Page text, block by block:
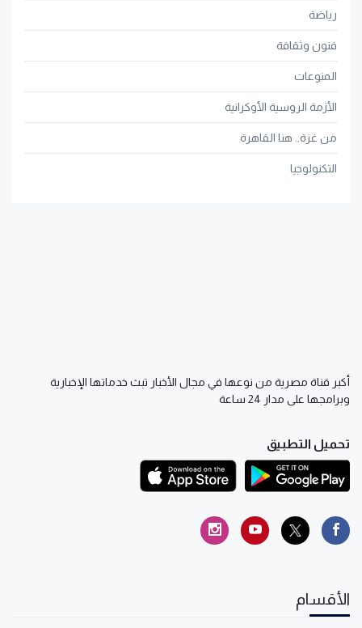
رياضة
فنون وثقافة
المنوعات
الأزمة الروسية الأوكرانية
من غزة.. هنا القاهرة
التكنولوجيا
أكبر قناة مصرية من نوعها في مجال الأخبار تبث خدماتها الإخبارية
وبرامجها على مدار 24 ساعة
تحميل التطبيق
الأقسام